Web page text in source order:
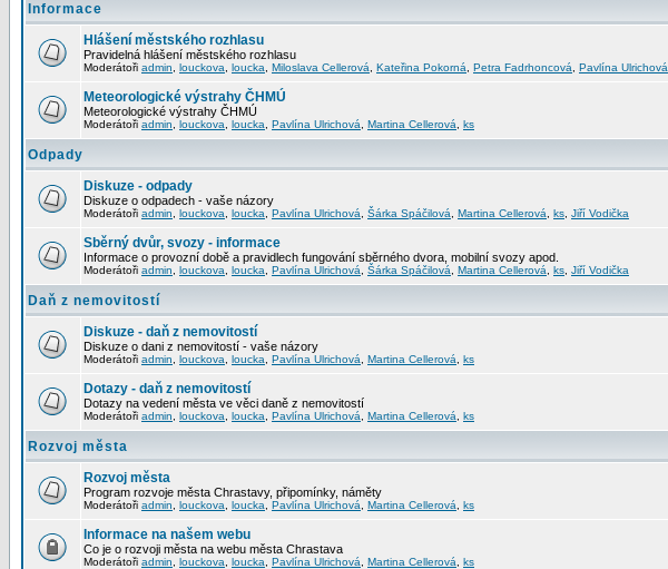
Informace
Hlášení městského rozhlasu
Pravidelná hlášení městského rozhlasu
Moderátoři admin louckova loucka Miloslava Cellerová Kateřina Pokorná Petra Fadrhoncová Pavlína Ulrichová
Meteorologické výstrahy ČHMÚ
Meteorologické výstrahy ČHMÚ
Moderátoři admin louckova loucka Pavlína Ulrichová Martina Cellerová ks
Odpady
Diskuze - odpady
Diskuze o odpadech - vaše názory
Moderátoři admin louckova loucka Pavlína Ulrichová Šárka Spáčilová Martina Cellerová ks Jiří Vodička
Sběrný dvůr, svozy - informace
Informace o provozní době a pravidlech fungování sběrného dvora, mobilní svozy apod.
Moderátoři admin louckova loucka Pavlína Ulrichová Šárka Spáčilová Martina Cellerová ks Jiří Vodička
Daň z nemovitostí
Diskuze - daň z nemovitostí
Diskuze o dani z nemovitostí - vaše názory
Moderátoři admin louckova loucka Pavlína Ulrichová Martina Cellerová ks
Dotazy - daň z nemovitostí
Dotazy na vedení města ve věci daně z nemovitostí
Moderátoři admin louckova loucka Pavlína Ulrichová Martina Cellerová ks
Rozvoj města
Rozvoj města
Program rozvoje města Chrastavy, připomínky, náměty
Moderátoři admin louckova loucka Pavlína Ulrichová Martina Cellerová ks
Informace na našem webu
Co je o rozvoji města na webu města Chrastava
Moderátoři admin louckova loucka Pavlína Ulrichová Martina Cellerová ks